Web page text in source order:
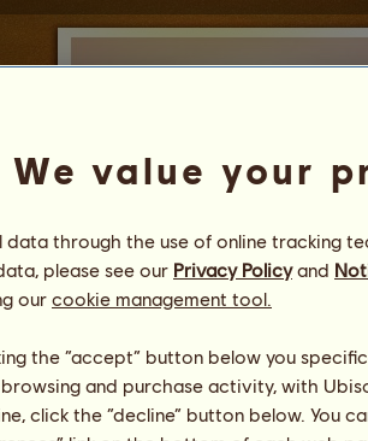
We value your
through the use of online tracking
please see our Privacy Policyand
our cookie management tool.
the “accept” button below you
and purchase activity, with
click the “decline” button below. You